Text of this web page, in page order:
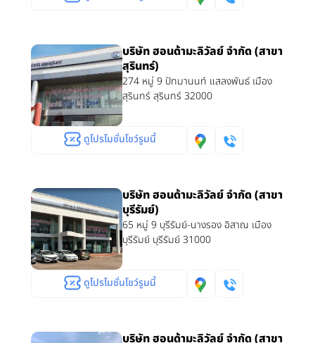
บริษัท ฮอนด้ามะลิวัลย์ จำกัด (สาขา
สุรินทร์)
274 หมู่ 9 ปัทมานนท์ แสลงพันธ์ เมือง
สุรินทร์ สุรินทร์ 32000
ดูโปรโมชั่นโชว์รูมนี้
บริษัท ฮอนด้ามะลิวัลย์ จำกัด (สาขา
บุรีรัมย์)
65 หมู่ 9 บุรีรัมย์-นางรอง อิสาณ เมือง
บุรีรัมย์ บุรีรัมย์ 31000
ดูโปรโมชั่นโชว์รูมนี้
บริษัท ฮอนด้ามะลิวัลย์ จำกัด (สาขา